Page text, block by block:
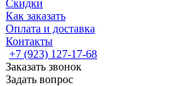
Скидки
Как заказать
Оплата и доставка
Контакты
+7 (923) 127-17-68
Заказать звонок
Задать вопрос